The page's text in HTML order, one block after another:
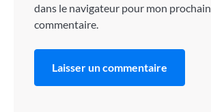
dans le navigateur pour mon prochain
commentaire.